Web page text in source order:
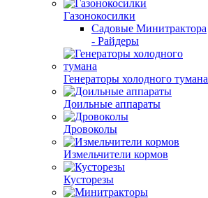
Газонокосилки
Садовые Минитрактора
- Райдеры
Генераторы холодного тумана
Доильные аппараты
Дровоколы
Измельчители кормов
Кусторезы